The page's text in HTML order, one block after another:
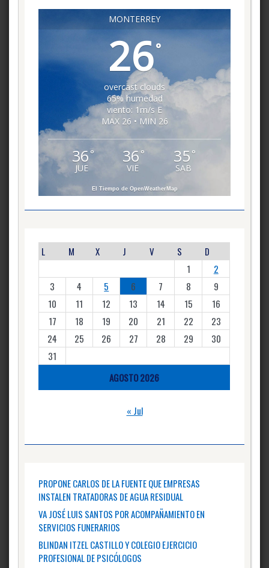
MONTERREY
26°
overcast clouds
65% humedad
viento: 1m/s E
MAX 26 • MIN 26
36 °
JUE
36 °
VIE
35 °
SAB
El Tiempo de OpenWeatherMap
AGOSTO 2026
L M X J V S
D
1
2
3
4 5 6 7 8
9
10
11 12 13 14 15
16
17
18 19 20 21 22
23
24
25 26 27 28 29
30
31
« Jul
PROPONE CARLOS DE LA FUENTE QUE EMPRESAS
INSTALEN TRATADORAS DE AGUA RESIDUAL
VA JOSÉ LUIS SANTOS POR ACOMPAÑAMIENTO EN
SERVICIOS FUNERARIOS
BLINDAN ITZEL CASTILLO Y COLEGIO EJERCICIO
PROFESIONAL DE PSICÓLOGOS